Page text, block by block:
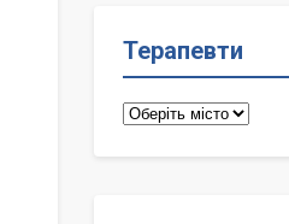
Терапевти
Терапевти